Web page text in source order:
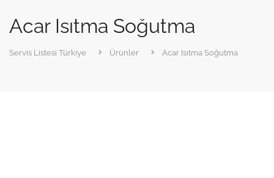
Acar Isıtma Soğutma
Servis Listesi Türkiye Ürünler Acar Isıtma Soğutma